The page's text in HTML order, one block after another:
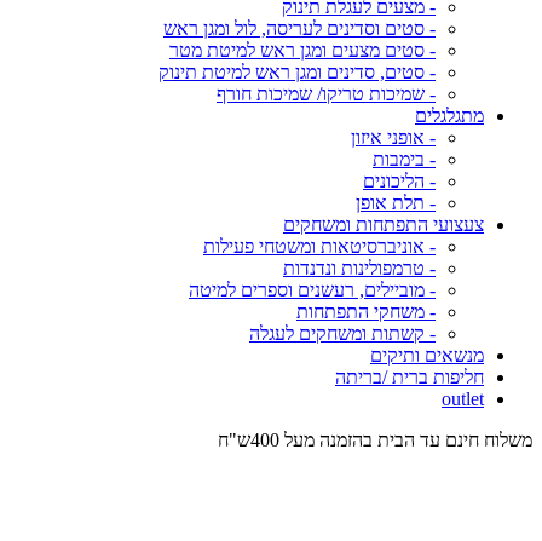
- מצעים לעגלת תינוק
- סטים וסדינים לעריסה, לול ומגן ראש
- סטים מצעים ומגן ראש למיטת מטר
- סטים, סדינים ומגן ראש למיטת תינוק
- שמיכות טריקו/ שמיכות חורף
מתגלגלים
- אופני איזון
- בימבות
- הליכונים
- תלת אופן
צעצועי התפתחות ומשחקים
- אוניברסיטאות ומשטחי פעילות
- טרמפולינות ונדנדות
- מוביילים, רעשנים וספרים למיטה
- משחקי התפתחות
- קשתות ומשחקים לעגלה
מנשאים ותיקים
חליפות ברית /בריתה
outlet
משלוח חינם עד הבית בהזמנה מעל 400ש"ח